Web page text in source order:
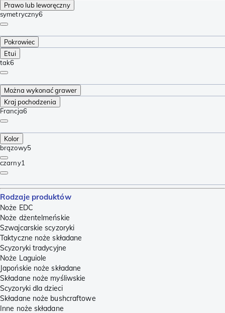
Prawo lub leworęczny
symetryczny6
Pokrowiec
Etui
tak6
Można wykonać grawer
Kraj pochodzenia
Francja6
Kolor
brązowy5
czarny1
Rodzaje produktów
Noże EDC
Noże dżentelmeńskie
Szwajcarskie scyzoryki
Taktyczne noże składane
Scyzoryki tradycyjne
Noże Laguiole
Japońskie noże składane
Składane noże myśliwskie
Scyzoryki dla dzieci
Składane noże bushcraftowe
Inne noże składane